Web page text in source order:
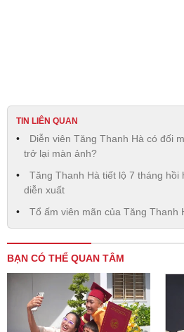
TIN LIÊN QUAN
Diễn viên Tăng Thanh Hà có đối
trở lại màn ảnh?
Tăng Thanh Hà tiết lộ 7 tháng
diễn xuất
Tổ ấm viên mãn của Tăng Thanh
BẠN CÓ THỂ QUAN TÂM